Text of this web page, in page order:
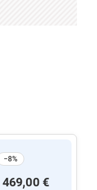
−8%
469,00 €